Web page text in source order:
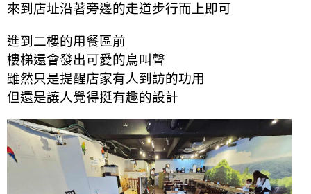
來到店址沿著旁邊的走道步行而上即可
進到二樓的用餐區前
樓梯還會發出可愛的鳥叫聲
雖然只是提醒店家有人到訪的功用
但還是讓人覺得挺有趣的設計